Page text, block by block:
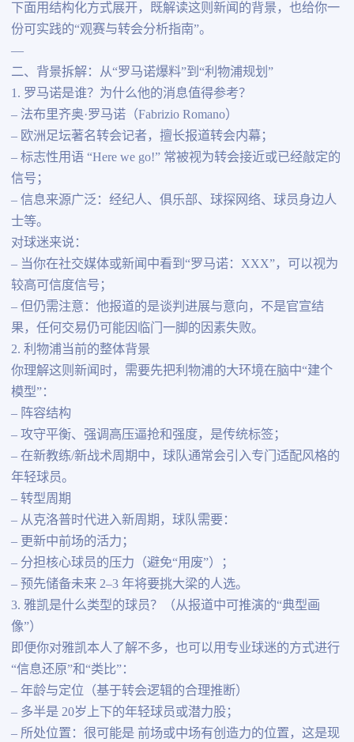
下面用结构化方式展开，既解读这则新闻的背景，也给你一
份可实践的“观赛与转会分析指南”。
—
二、背景拆解：从“罗马诺爆料”到“利物浦规划”
1. 罗马诺是谁？为什么他的消息值得参考？
– 法布里齐奥·罗马诺（Fabrizio Romano）
– 欧洲足坛著名转会记者，擅长报道转会内幕；
– 标志性用语 “Here we go!” 常被视为转会接近或已经敲定的
信号；
– 信息来源广泛：经纪人、俱乐部、球探网络、球员身边人
士等。
对球迷来说：
– 当你在社交媒体或新闻中看到“罗马诺：XXX”，可以视为
较高可信度信号；
– 但仍需注意：他报道的是谈判进展与意向，不是官宣结
果，任何交易仍可能因临门一脚的因素失败。
2. 利物浦当前的整体背景
你理解这则新闻时，需要先把利物浦的大环境在脑中“建个
模型”：
– 阵容结构
– 攻守平衡、强调高压逼抢和强度，是传统标签；
– 在新教练/新战术周期中，球队通常会引入专门适配风格的
年轻球员。
– 转型周期
– 从克洛普时代进入新周期，球队需要：
– 更新中前场的活力；
– 分担核心球员的压力（避免“用废”）；
– 预先储备未来 2–3 年将要挑大梁的人选。
3. 雅凯是什么类型的球员？（从报道中可推演的“典型画
像”）
即便你对雅凯本人了解不多，也可以用专业球迷的方式进行
“信息还原”和“类比”：
– 年龄与定位（基于转会逻辑的合理推断）
– 多半是 20岁上下的年轻球员或潜力股；
– 所处位置：很可能是 前场或中场有创造力的位置，这是现